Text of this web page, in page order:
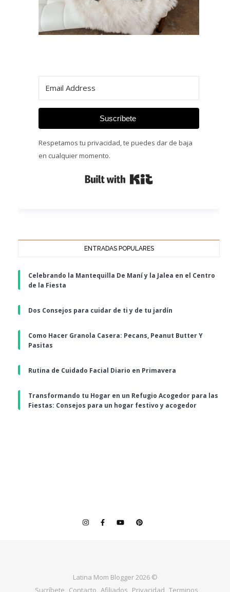
Suscríbete
Respetamos tu privacidad, te puedes dar de baja
en cualquier momento.
ENTRADAS POPULARES
Celebrando la Mantequilla De Maní y la Jalea en el Centro
de la Fiesta
Dos Consejos para cuidar de ti y de tu jardín
Como Hacer Granola Casera: Pecans, Peanut Butter Y
Pasitas
Rutina de Cuidado Facial Diario en Primavera
Transformando tu Hogar en un Refugio Acogedor para las
Fiestas: Consejos para un hogar festivo y acogedor
Latina Mom Blogger 2026 ©
Sucríbete Contacto Afiliados Privacidad Terminos